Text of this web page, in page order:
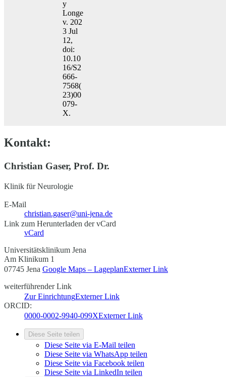
y
Longe
v. 202
3 Jul
12,
doi:
10.10
16/S2
666-
7568(
23)00
079-
X.
Kontakt:
Christian Gaser, Prof. Dr.
Klinik für Neurologie
E-Mail
christian.gaser@uni-jena.de
Link zum Herunterladen der vCard
vCard
Universitätsklinikum Jena
Am Klinikum 1
07745 Jena Google Maps – LageplanExterner Link
weiterführender Link
Zur EinrichtungExterner Link
ORCID:
0000-0002-9940-099XExterner Link
Diese Seite teilen
Diese Seite via E-Mail teilen
Diese Seite via WhatsApp teilen
Diese Seite via Facebook teilen
Diese Seite via LinkedIn teilen